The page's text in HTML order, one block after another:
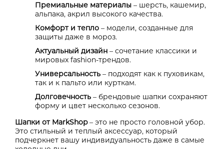
Премиальные материалы – шерсть, кашемир,
альпака, акрил высокого качества.
Комфорт и тепло – модели, созданные для
защиты даже в мороз.
Актуальный дизайн – сочетание классики и
мировых fashion-трендов.
Универсальность – подходят как к пуховикам,
так и к пальто или курткам.
Долговечность – брендовые шапки сохраняют
форму и цвет несколько сезонов.
Шапки от MarkShop– это не просто головной убор.
Это стильный и теплый аксессуар, который
подчеркнет вашу индивидуальность даже в самые